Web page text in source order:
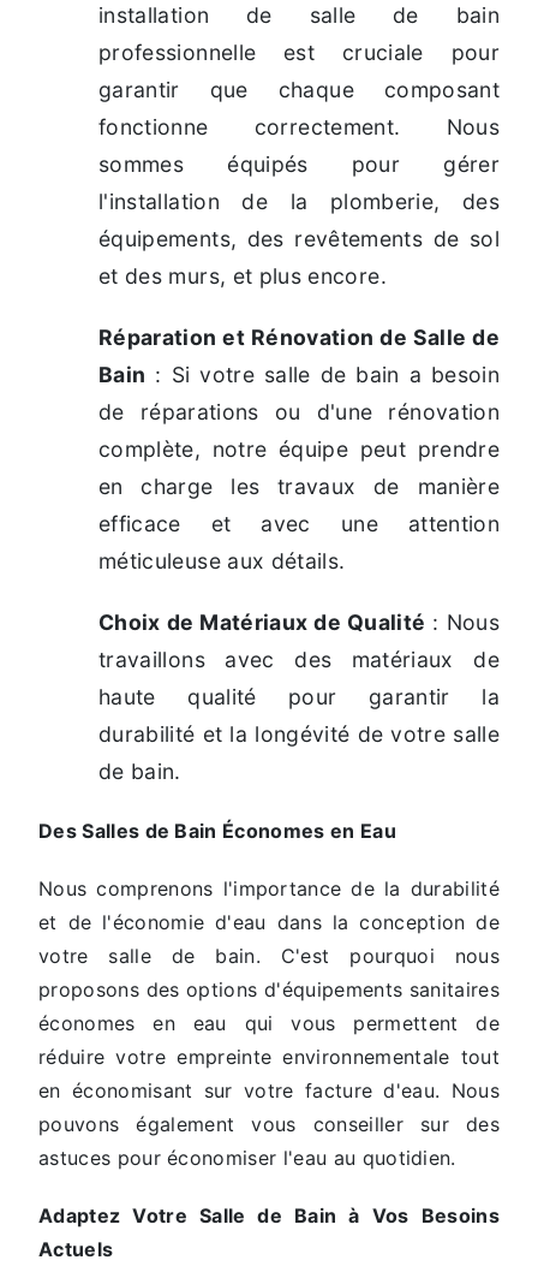
installation de salle de bain
professionnelle est cruciale pour
garantir que chaque composant
fonctionne correctement. Nous
sommes équipés pour gérer
l'installation de la plomberie, des
équipements, des revêtements de sol
et des murs, et plus encore.
Réparation et Rénovation de Salle de
Bain : Si votre salle de bain a besoin
de réparations ou d'une rénovation
complète, notre équipe peut prendre
en charge les travaux de manière
efficace et avec une attention
méticuleuse aux détails.
Choix de Matériaux de Qualité : Nous
travaillons avec des matériaux de
haute qualité pour garantir la
durabilité et la longévité de votre salle
de bain.
Des Salles de Bain Économes en Eau
Nous comprenons l'importance de la durabilité
et de l'économie d'eau dans la conception de
votre salle de bain. C'est pourquoi nous
proposons des options d'équipements sanitaires
économes en eau qui vous permettent de
réduire votre empreinte environnementale tout
en économisant sur votre facture d'eau. Nous
pouvons également vous conseiller sur des
astuces pour économiser l'eau au quotidien.
Adaptez Votre Salle de Bain à Vos Besoins
Actuels